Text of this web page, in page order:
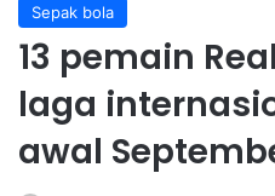
Sepak bola
13 pemain
laga
awal